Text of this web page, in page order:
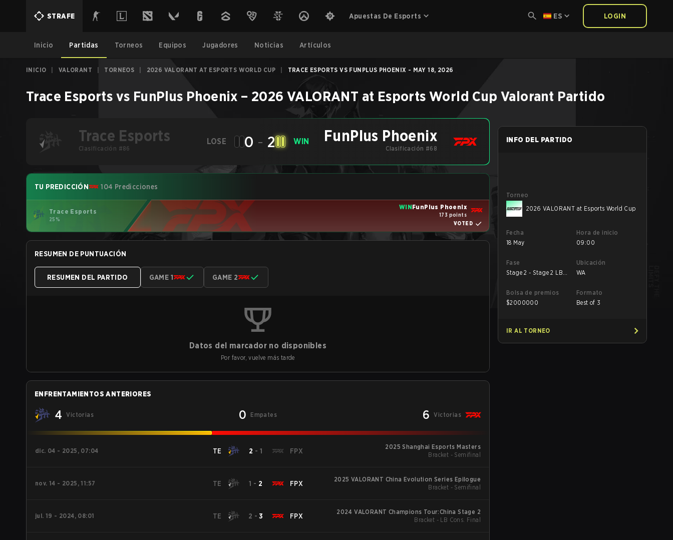
STRAFE Apuestas De Esports ES LOGIN
Inicio Partidas Torneos Equipos Jugadores Noticias Artículos
INICIO VALORANT TORNEOS 2026 VALORANT AT ESPORTS WORLD CUP TRACE ESPORTS VS FUNPLUS PHOENIX - MAY 18, 2026
Trace Esports vs FunPlus Phoenix – 2026 VALORANT at Esports World Cup Valorant Partido
Trace Esports
Clasificación #86
LOSE 0 - 2 WIN FunPlus Phoenix
Clasificación #68
TU PREDICCIÓN 104 Predicciones
Trace Esports
25%
WINFunPlus Phoenix
173 points
VOTED
RESUMEN DE PUNTUACIÓN
RESUMEN DEL PARTIDO GAME 1 GAME 2
Datos del marcador no disponibles
Por favor, vuelve más tarde
ENFRENTAMIENTOS ANTERIORES
4 Victorias 0 Empates 6 Victorias
dic. 04 - 2025, 07:04 TE 2 - 1 FPX
2025 Shanghai Esports Masters
Bracket - Semifinal
nov. 14 - 2025, 11:57 TE 1 - 2 FPX
2025 VALORANT China Evolution Series Epilogue
Bracket - Semifinal
jul. 19 - 2024, 08:01 TE 2 -3 FPX
2024 VALORANT Champions Tour:China Stage 2
Bracket - LB Cons. Final
INFO DEL PARTIDO
Torneo
2026 VALORANT at Esports World Cup
Fecha
18 May
Hora de inicio
09:00
Fase
Stage 2 - Stage 2 LB
Ubicación
WA
Bolsa de premios
$2000000
Formato
Best of 3
IR AL TORNEO